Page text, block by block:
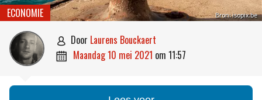
Bron: isopix.be
ECONOMIE
 door Laurens Bouckaert
 maandag 10 mei 2021 om 11:57